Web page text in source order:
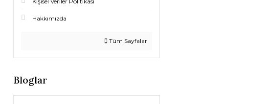
Hakkımızda
Tüm Sayfalar
Bloglar